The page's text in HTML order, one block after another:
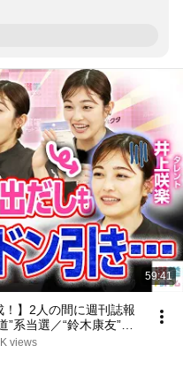
59:41
！】2人の間に週刊誌報
系当選／“鈴木康友”氏
楽×山本期日前】｜選
views